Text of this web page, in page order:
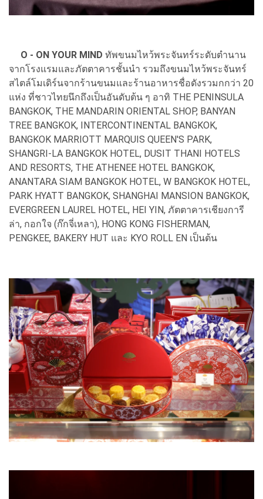
O - ON YOUR MIND ทัพขนมไหว้พระจันทร์ระดับตำนาน
จากโรงแรมและภัตตาคารชั้นนำ รวมถึงขนมไหว้พระจันทร์
สไตล์โมเดิร์นจากร้านขนมและร้านอาหารชื่อดังรวมกกว่า 20
แห่ง ที่ชาวไทยนึกถึงเป็นอันดับต้น ๆ อาทิ THE PENINSULA
BANGKOK, THE MANDARIN ORIENTAL SHOP, BANYAN
TREE BANGKOK, INTERCONTINENTAL BANGKOK,
BANGKOK MARRIOTT MARQUIS QUEEN'S PARK,
SHANGRI-LA BANGKOK HOTEL, DUSIT THANI HOTELS
AND RESORTS, THE ATHENEE HOTEL BANGKOK,
ANANTARA SIAM BANGKOK HOTEL, W BANGKOK HOTEL,
PARK HYATT BANGKOK, SHANGHAI MANSION BANGKOK,
EVERGREEN LAUREL HOTEL, HEI YIN, ภัตตาคารเชียงการี
ล่า, กอกใจ (ก๊กจี่เหลา), HONG KONG FISHERMAN,
PENGKEE, BAKERY HUT และ KYO ROLL EN เป็นต้น